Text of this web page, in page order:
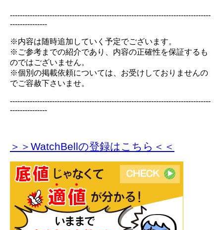
---------------------------------------------------------------------------------
---------------
※内容は随時追加していく予定でございます。
※ご参考までの紹介であり、内容の正確性を保証するも
のではございません。
※個別の掲載依頼については、お受けしておりませんの
でご容赦下さいませ。
---------------------------------------------------------------------------------
---------------
＞＞WatchBellの登録はこちら＜＜